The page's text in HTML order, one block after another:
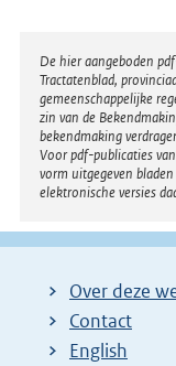
Disclaimer
De hier aangeboden
Tractatenblad,
gemeenschappelijke
zin van de
bekendmaking
Voor pdf-publicaties
vorm uitgegeven
elektronische versies
Over deze
Contact
English